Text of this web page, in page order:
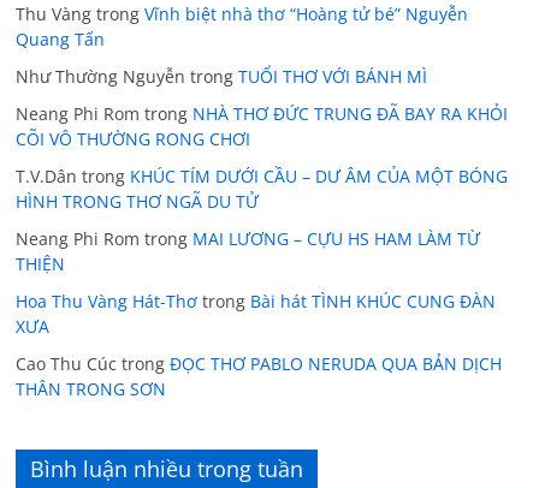
Thu Vàng trongVĩnh biệt nhà thơ “Hoàng tử bé” Nguyễn
Quang Tấn
Như Thường Nguyễn trongTUỔI THƠ VỚI BÁNH MÌ
Neang Phi Rom trong NHÀ THƠ ĐỨC TRUNG ĐÃ BAY RA KHỎI
CÕI VÔ THƯỜNG RONG CHƠI
T.V.Dân trong KHÚC TÍM DƯỚI CẦU – DƯ ÂM CỦA MỘT BÓNG
HÌNH TRONG THƠ NGÃ DU TỬ
Neang Phi Rom trong MAI LƯƠNG – CỰU HS HAM LÀM TỪ
THIỆN
Hoa Thu Vàng Hát-Thơ trong Bài hát TÌNH KHÚC CUNG ĐÀN
XƯA
Cao Thu Cúc trongĐỌC THƠ PABLO NERUDA QUA BẢN DỊCH
THÂN TRONG SƠN
Bình luận nhiều trong tuần